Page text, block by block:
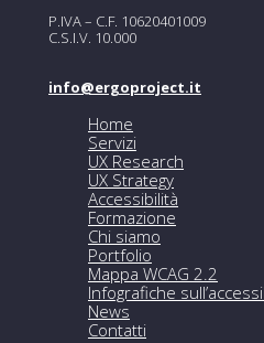
P.IVA – C.F. 10620401009
C.S.I.V. 10.000
info@ergoproject.it
Home
Servizi
UX Research
UX Strategy
Accessibilità
Formazione
Chi siamo
Portfolio
Mappa WCAG 2.2
Infografiche
News
Contatti